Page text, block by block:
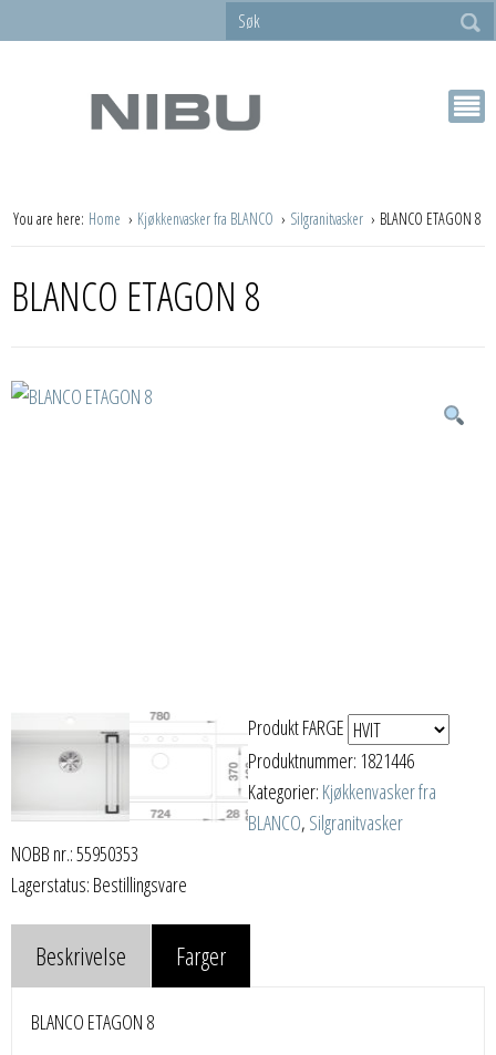
You are here: Home Kjøkkenvasker fra BLANCO Silgranitvasker BLANCO ETAGON 8
BLANCO ETAGON 8
Produkt FARGE
Produktnummer: 1821446
Kategorier: Kjøkkenvasker fra
BLANCO, Silgranitvasker
NOBB nr.: 55950353
Lagerstatus: Bestillingsvare
Beskrivelse Farger
BLANCO ETAGON 8